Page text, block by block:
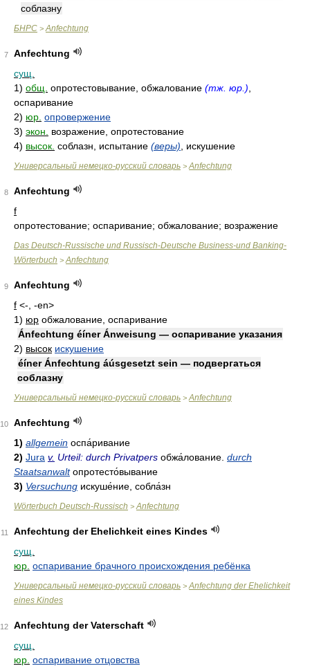
соблазну
БНРС > Anfechtung
7
Anfechtung
сущ.
1) общ. опротестовывание, обжалование (тж. юр.)
оспаривание
2) юр. опровержение
3) экон.
возражение, опротестование
4) высок. соблазн, испытание (веры) , искушение
Универсальный немецко-русский словарь > Anfechtung
8
Anfechtung
f
опротестование; оспаривание; обжалование; возражение
Das Deutsch-Russische und Russisch-Deutsche Business-und Banking-
Wörterbuch > Anfechtung
9
Anfechtung
f <-, -en>
1) юр обжалование, оспаривание
Ánfechtung éíner Ánweisung — оспаривание указания
2) высок искушение
éíner Ánfechtung áúsgesetzt sein — подвергаться
соблазну
Универсальный немецко-русский словарь > Anfechtung
10
Anfechtung
1) allgemein оспа́ривание
2) Jura v. Urteil: durch Privatpers обжа́лование durch
Staatsanwalt опротесто́вывание
3) Versuchung искуше́ние собла́зн
Wörterbuch Deutsch-Russisch > Anfechtung
11
Anfechtung der Ehelichkeit eines Kindes
сущ.
юр. оспаривание брачного происхождения ребёнка
Универсальный немецко-русский словарь > Anfechtung der Ehelichkeit
eines Kindes
12
Anfechtung der Vaterschaft
сущ.
юр. оспаривание отцовства